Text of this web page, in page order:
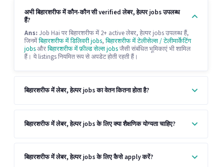
अभी बिहारशरीफ में कौन-कौन सी verified लेबर, हेल्पर jobs उपलब्ध
हैं?
Ans: Job Hai पर बिहारशरीफ में 2+ active लेबर, हेल्पर jobs उपलब्ध हैं,
जिनमेंबिहारशरीफ में डिलिवरी jobs,बिहारशरीफ में टेलीसेल्स / टेलीमार्केटिंग
jobsऔरबिहारशरीफ में फ़ील्ड सेल्स jobsजैसी संबंधित भूमिकाएं भी शामिल
हैं। ये listings नियमित रूप से अपडेट होती रहती हैं।
बिहारशरीफ में लेबर, हेल्पर jobs का वेतन कितना होता है?
बिहारशरीफ में लेबर, हेल्पर jobs के लिए क्या शैक्षणिक योग्यता चाहिए?
बिहारशरीफ में लेबर, हेल्पर jobs के लिए कैसे apply करें?